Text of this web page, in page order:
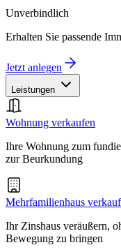
Unverbindlich
Erhalten Sie passende
Jetzt anlegen
Leistungen
Wohnung verkaufen
Ihre Wohnung zum
zur Beurkundung
Mehrfamilienhaus
Ihr Zinshaus veräußern,
Bewegung zu bringen